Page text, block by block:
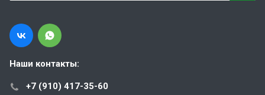
Наши контакты:
+7 (910) 417-35-60